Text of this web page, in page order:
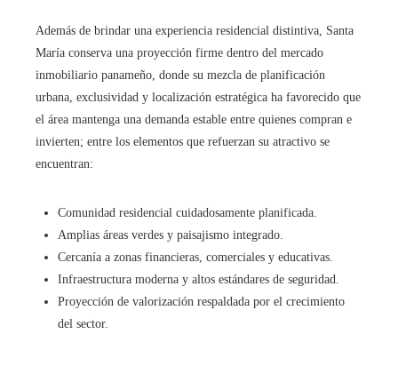
Además de brindar una experiencia residencial distintiva, Santa
María conserva una proyección firme dentro del mercado
inmobiliario panameño, donde su mezcla de planificación
urbana, exclusividad y localización estratégica ha favorecido que
el área mantenga una demanda estable entre quienes compran e
invierten; entre los elementos que refuerzan su atractivo se
encuentran:
Comunidad residencial cuidadosamente planificada.
Amplias áreas verdes y paisajismo integrado.
Cercanía a zonas financieras, comerciales y educativas.
Infraestructura moderna y altos estándares de seguridad.
Proyección de valorización respaldada por el crecimiento
del sector.